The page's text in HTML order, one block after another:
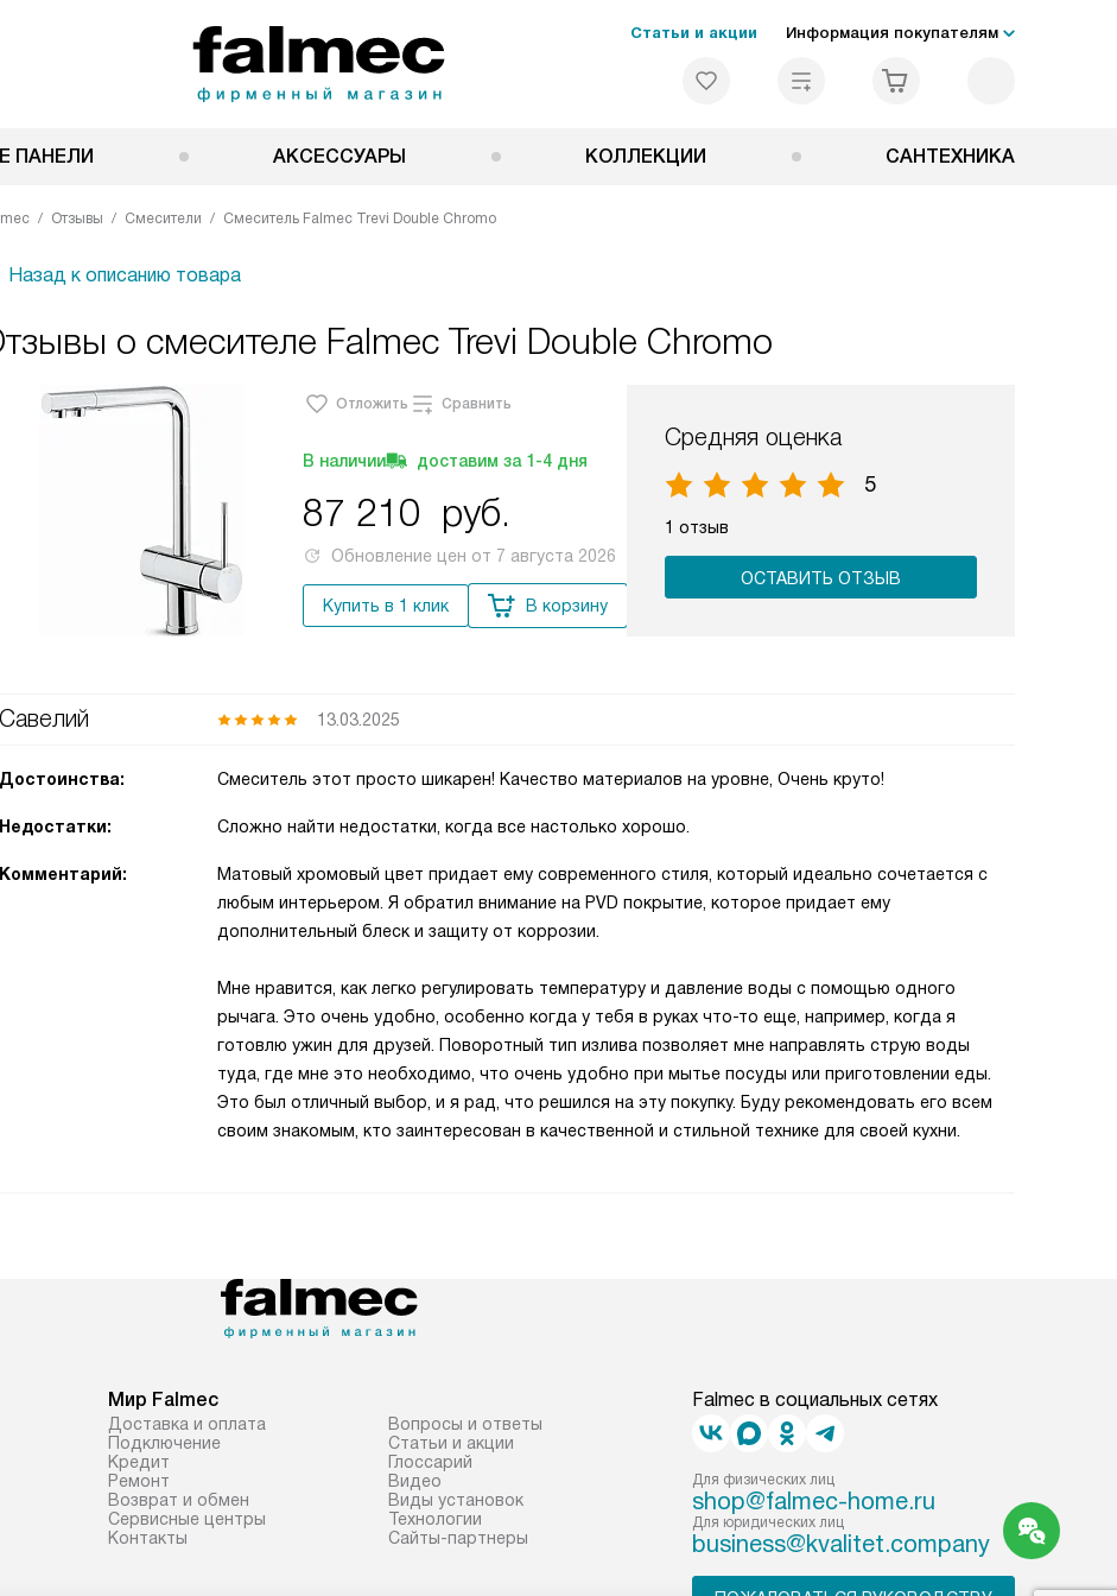
Статьи и акции Информация покупателям
ПАНЕЛИ АКСЕССУАРЫ КОЛЛЕКЦИИ САНТЕХНИКА
Отзывы Смесители Смеситель Falmec Trevi Double Chromo
Назад к описанию товара
о смесителе Falmec Trevi Double Chromo
Отложить Сравнить
В наличии доставим за 1-4 дня
87 210 руб.
Обновление цен от 7 августа 2026
Купить в 1 клик В корзину
Средняя оценка
5
1 отзыв
ОСТАВИТЬ ОТЗЫВ
Савелий 13.03.2025
Достоинства: Смеситель этот просто шикарен! Качество материалов на уровне, Очень круто!
Недостатки: Сложно найти недостатки, когда все настолько хорошо.
Комментарий:
Матовый хромовый цвет придает ему современного стиля, который идеально сочетается с
любым интерьером. Я обратил внимание на PVD покрытие, которое придает ему
дополнительный блеск и защиту от коррозии.
Мне нравится, как легко регулировать температуру и давление воды с помощью одного
рычага. Это очень удобно, особенно когда у тебя в руках что-то еще, например, когда я
готовлю ужин для друзей. Поворотный тип излива позволяет мне направлять струю воды
туда, где мне это необходимо, что очень удобно при мытье посуды или приготовлении еды.
Это был отличный выбор, и я рад, что решился на эту покупку. Буду рекомендовать его всем
своим знакомым, кто заинтересован в качественной и стильной технике для своей кухни.
Мир Falmec
Доставка и оплата
Подключение
Кредит
Ремонт
Возврат и обмен
Сервисные центры
Контакты
Вопросы и ответы
Статьи и акции
Глоссарий
Видео
Виды установок
Технологии
Сайты-партнеры
Falmec в социальных сетях
Для физических лиц
shop@falmec-home.ru
Для юридических лиц
business@kvalitet.company